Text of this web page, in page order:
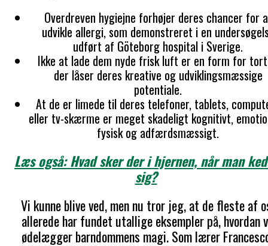
Overdreven hygiejne forhøjer deres chancer for
udvikle allergi, som demonstreret i en
udført af Göteborg hospital i Sverige.
Ikke at lade dem nyde frisk luft er en form for
der låser deres kreative og udviklingsmæssige
potentiale.
At de er limede til deres telefoner, tablets,
eller tv-skærme er meget skadeligt kognitivt,
fysisk og adfærdsmæssigt.
Læs også: Hvad sker der i hjernen, når man
sig?
Vi kunne blive ved, men nu tror jeg, at de fleste af
allerede har fundet utallige eksempler på, hvordan
ødelægger barndommens magi. Som lærer